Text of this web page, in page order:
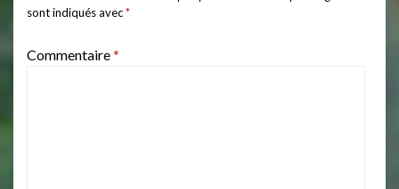
sont indiqués avec*
Commentaire*